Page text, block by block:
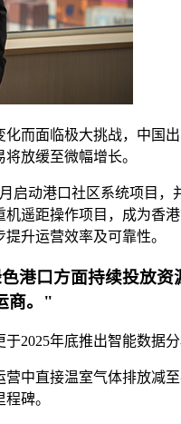
而面临极大挑战，中国
放缓至微幅增长。
启动港口社区系统项目
遥距操作项目，成为香
升运营效率及可靠性。
港口方面持续投放
商。"
2025年底推出智能数据
中直接温室气体排放减
碑。